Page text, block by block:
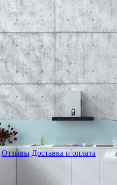
Отзывы Доставка и оплата